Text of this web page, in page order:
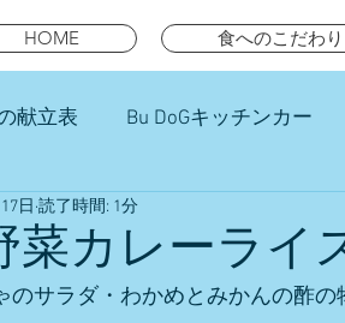
HOME 食へのこだわり
献立表 Bu DoGキッチンカー
キッズランチ
菜カレーライ
日 読了時間: 1分
のサラダ・わかめとみかんの酢の